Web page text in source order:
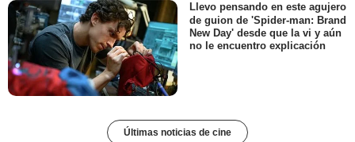
Llevo pensando en este agujero
de guion de 'Spider-man: Brand
New Day' desde que la vi y aún
no le encuentro explicación
Últimas noticias de cine